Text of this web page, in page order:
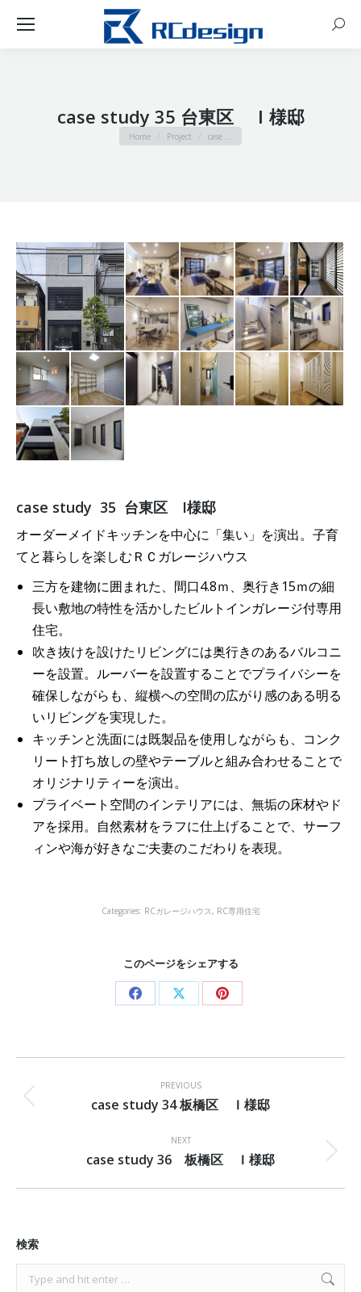
case study 35 台東区 Ｉ様邸
You are here:
Home Project case …
case study 35 台東区 I様邸
オーダーメイドキッチンを中心に「集い」を演出。子育
てと暮らしを楽しむＲＣガレージハウス
三方を建物に囲まれた、間口4.8ｍ、奥行き15ｍの細
長い敷地の特性を活かしたビルトインガレージ付専用
住宅。
吹き抜けを設けたリビングには奥行きのあるバルコニ
ーを設置。ルーバーを設置することでプライバシーを
確保しながらも、縦横への空間の広がり感のある明る
いリビングを実現した。
キッチンと洗面には既製品を使用しながらも、コンク
リート打ち放しの壁やテーブルと組み合わせることで
オリジナリティーを演出。
プライベート空間のインテリアには、無垢の床材やド
アを採用。自然素材をラフに仕上げることで、サーフ
ィンや海が好きなご夫妻のこだわりを表現。
Categories: RCガレージハウス, RC専用住宅
このページをシェアする
Share
Facebook
Share
X
Share
Pinterest
navigation
PREVIOUS
Previous
case study 34 板橋区 Ｉ様邸
NEXT
Next
case study 36 板橋区 Ｉ様邸
検索
Search: